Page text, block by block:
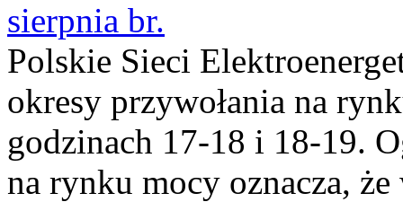
sierpnia br.
Polskie Sieci
okresy przywołania na
godzinach 17-18 i 18-19.
na rynku mocy oznacza,